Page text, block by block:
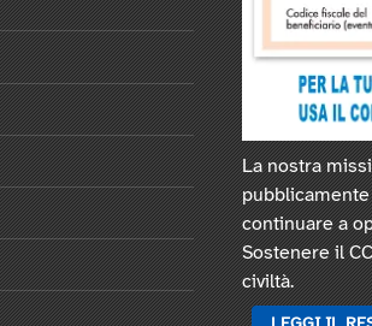
La nostra
continuare a
Sostenere il
civiltà.